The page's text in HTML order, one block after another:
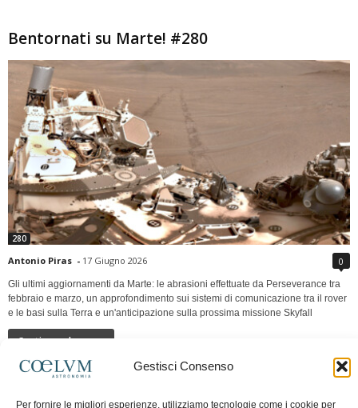
Gestisci Consenso
Per fornire le migliori esperienze, utilizziamo tecnologie come i cookie per
Bentornati su Marte! #280
280
Antonio Piras - 17 Giugno 2026 0
Gli ultimi aggiornamenti da Marte: le abrasioni effettuate da Perseverance tra
febbraio e marzo, un approfondimento sui sistemi di comunicazione tra il rover
e le basi sulla Terra e un'anticipazione sulla prossima missione Skyfall
Continua a leggere